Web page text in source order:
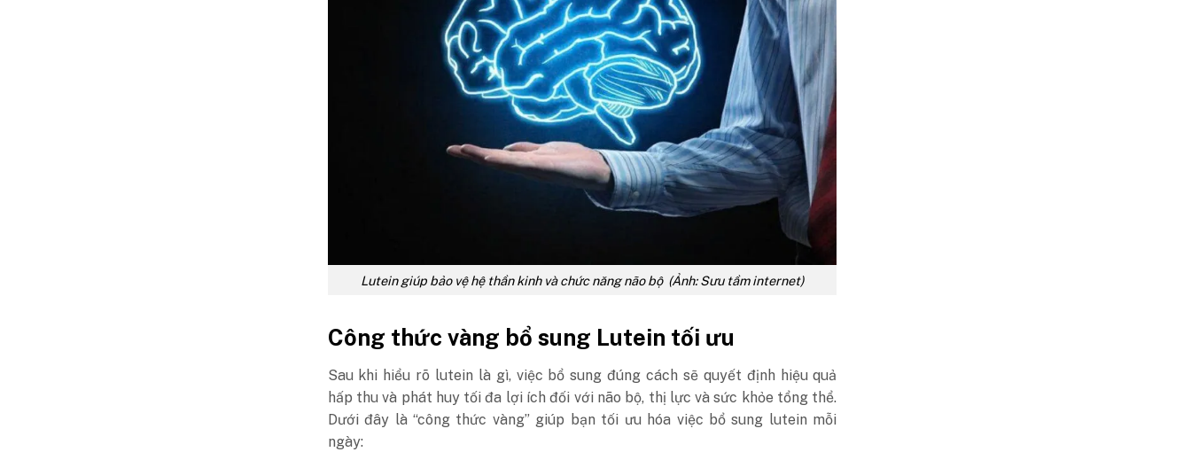
Lutein giúp bảo vệ hệ thần kinh và chức năng não bộ (Ảnh: Sưu tầm internet)
Công thức vàng bổ sung Lutein tối ưu
Sau khi hiểu rõ lutein là gì, việc bổ sung đúng cách sẽ quyết định hiệu quả
hấp thu và phát huy tối đa lợi ích đối với não bộ, thị lực và sức khỏe tổng thể.
Dưới đây là “công thức vàng” giúp bạn tối ưu hóa việc bổ sung lutein mỗi
ngày: